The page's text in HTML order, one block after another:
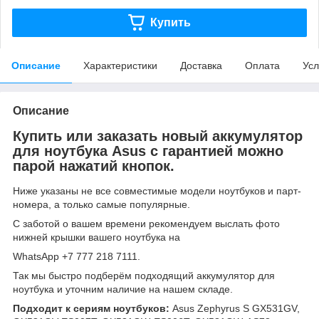
Купить
Описание Характеристики Доставка Оплата
Описание
Купить или заказать новый аккумулятор
для ноутбука Asus с гарантией можно
парой нажатий кнопок.
Ниже указаны не все совместимые модели ноутбуков и парт-
номера, а только самые популярные.
С заботой о вашем времени рекомендуем выслать фото
нижней крышки вашего ноутбука на
WhatsApp +7 777 218 7111.
Так мы быстро подберём подходящий аккумулятор для
ноутбука и уточним наличие на нашем складе.
Подходит к сериям ноутбуков: Asus Zephyrus S GX531GV,